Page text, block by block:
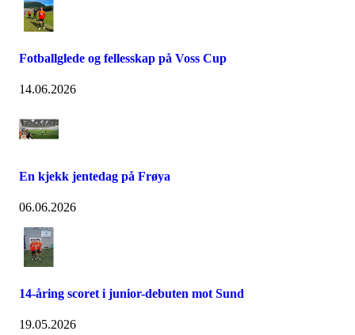
Fotballglede og fellesskap på Voss Cup
14.06.2026
En kjekk jentedag på Frøya
06.06.2026
14-åring scoret i junior-debuten mot Sund
19.05.2026